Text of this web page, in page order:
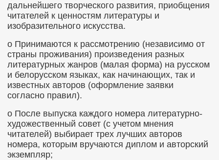
дальнейшего творческого развития, приобщения
читателей к ценностям литературы и
изобразительного искусства.
о Принимаются к рассмотрению (независимо от
страны проживания) произведения разных
литературных жанров (малая форма) на русском
и белорусском языках, как начинающих, так и
известных авторов (оформление заявки
согласно правил).
о После выпуска каждого номера литературно-
художественный совет (с учетом мнения
читателей) выбирает трех лучших авторов
номера, которым вручаются диплом и авторский
экземпляр;